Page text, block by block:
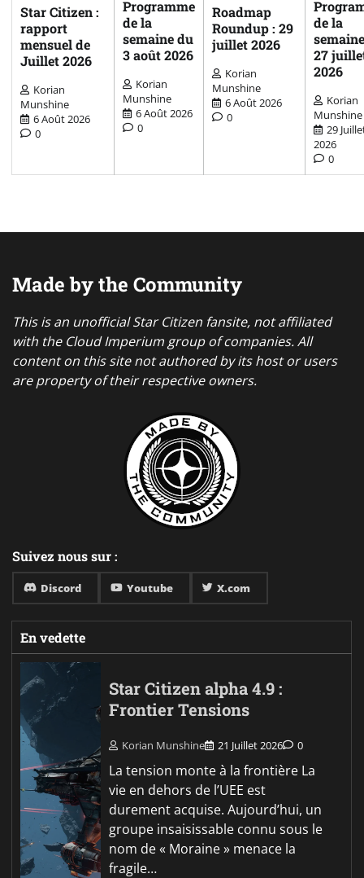
Star Citizen :
rapport
mensuel de
Juillet 2026
Korian
Munshine
6 Août 2026
0
Programme
de la
semaine du
3 août 2026
Korian
Munshine
6 Août 2026
0
Roadmap
Roundup : 29
juillet 2026
Korian
Munshine
6 Août 2026
0
de la
27
2026
Korian
Munshine
29
2026
0
Made by the Community
This is an unofficial Star Citizen fansite, not affiliated
with the Cloud Imperium group of companies. All
content on this site not authored by its host or users
are property of their respective owners.
Suivez nous sur :
Discord Youtube X.com
En vedette
Star Citizen alpha 4.9 :
Frontier Tensions
Korian Munshine 21 Juillet 2026 0
La tension monte à la frontière La
vie en dehors de l’UEE est
durement acquise. Aujourd’hui, un
groupe insaisissable connu sous le
nom de « Moraine » menace la
fragile…